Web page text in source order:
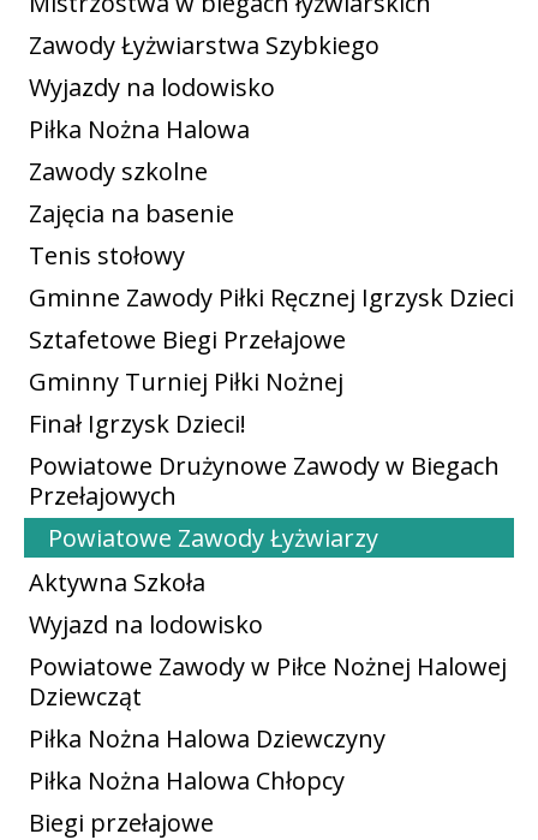
Zawody Łyżwiarstwa Szybkiego
Wyjazdy na lodowisko
Piłka Nożna Halowa
Zawody szkolne
Zajęcia na basenie
Tenis stołowy
Gminne Zawody Piłki Ręcznej Igrzysk Dzieci
Sztafetowe Biegi Przełajowe
Gminny Turniej Piłki Nożnej
Finał Igrzysk Dzieci!
Powiatowe Drużynowe Zawody w Biegach
Przełajowych
Powiatowe Zawody Łyżwiarzy
Aktywna Szkoła
Wyjazd na lodowisko
Powiatowe Zawody w Piłce Nożnej Halowej
Dziewcząt
Piłka Nożna Halowa Dziewczyny
Piłka Nożna Halowa Chłopcy
Biegi przełajowe